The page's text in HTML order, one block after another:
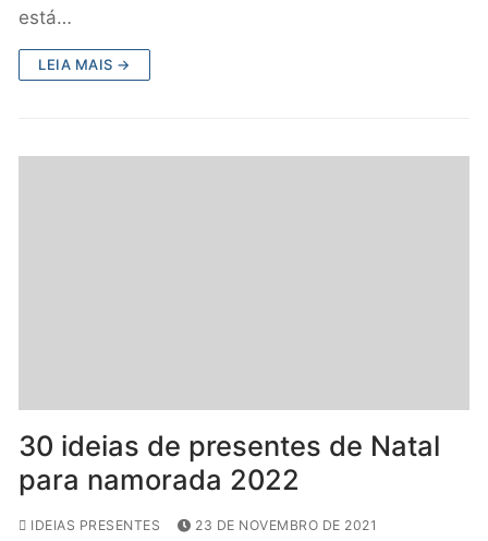
está…
LEIA MAIS →
30 ideias de presentes de Natal
para namorada 2022
IDEIAS PRESENTES
23 DE NOVEMBRO DE 2021